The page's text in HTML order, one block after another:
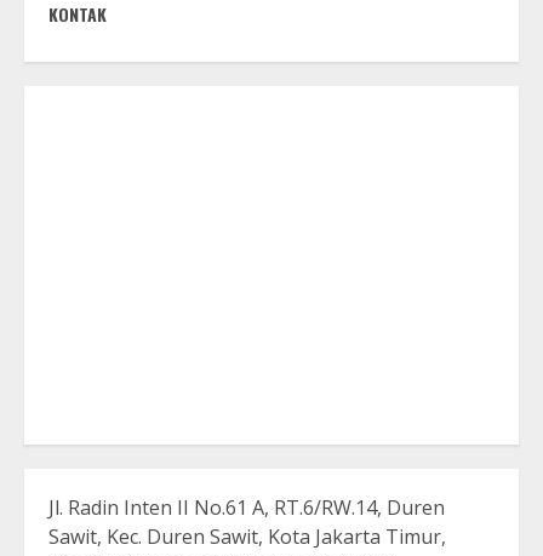
KONTAK
Jl. Radin Inten II No.61 A, RT.6/RW.14, Duren
Sawit, Kec. Duren Sawit, Kota Jakarta Timur,